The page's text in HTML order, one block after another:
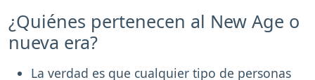
¿Quiénes pertenecen al New Age o
nueva era?
La verdad es que cualquier tipo de personas